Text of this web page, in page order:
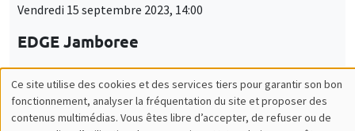
Vendredi 15 septembre 2023, 14:00
EDGE Jamboree
ANNULÉ CONFÉRENCES/WORKSHOPS
Utilisation
Ce site utilise des cookies et des services tiers pour garantir son bon
fonctionnement, analyser la fréquentation du site et proposer des
contenus multimédias. Vous êtes libre d’accepter, de refuser ou de